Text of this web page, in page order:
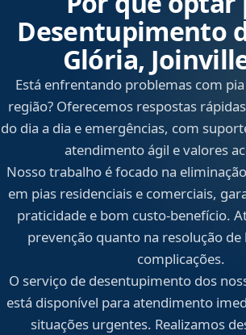
Desentupimento
Glória,
Está enfrentando problemas com
região? Oferecemos respostas
do dia a dia e emergências, com
atendimento ágil e valores
Nosso trabalho é focado na
em pias residenciais e comerciais,
praticidade e bom custo-benefício.
prevenção quanto na resolução
complicações.
O serviço de desentupimento dos
está disponível para atendimento
situações urgentes. Realizamos